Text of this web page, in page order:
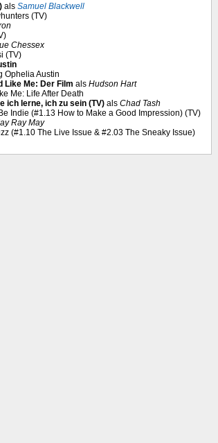
als Samuel Blackwell
(TV)
Chessex
(TV)
Ophelia Austin
Like Me: Der Film als Hudson Hart
Me: Life After Death
ich lerne, ich zu sein (TV) als Chad Tash
Indie (#1.13 How to Make a Good Impression) (TV)
Ray May
(#1.10 The Live Issue & #2.03 The Sneaky Issue)